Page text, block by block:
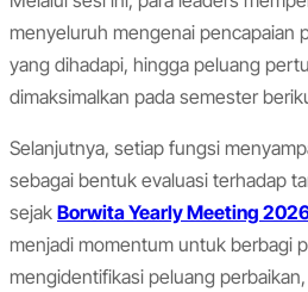
menyeluruh mengenai pencapaian
yang dihadapi, hingga peluang
dimaksimalkan pada semester
Selanjutnya, setiap fungsi
sebagai bentuk evaluasi terhadap
sejak Borwita Yearly Meeting
menjadi momentum untuk berbagi
mengidentifikasi peluang